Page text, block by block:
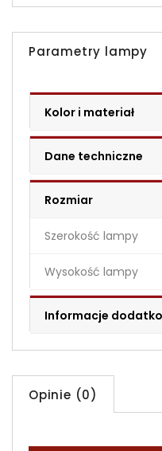
Parametry lampy
Kolor i materiał
Dane techniczne
Rozmiar
Szerokość lampy
Wysokość lampy
Informacje
Opinie (0)